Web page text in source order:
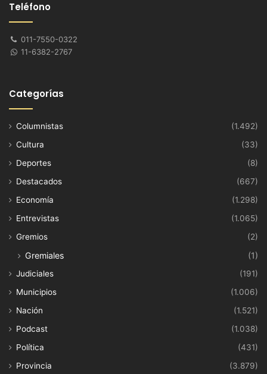
Teléfono
011-7550-0322
11-6382-2767
Categorías
Columnistas
(1.492)
Cultura
(33)
Deportes
(8)
Destacados
(667)
Economía
(1.298)
Entrevistas
(1.065)
Gremios
(2)
Gremiales (1)
Judiciales
(191)
Municipios
(1.006)
Nación
(1.521)
Podcast
(1.038)
Política
(431)
Provincia
(3.879)